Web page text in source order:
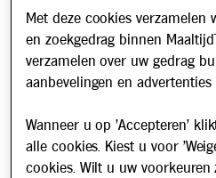
Met deze cookies
en zoekgedrag binnen
verzamelen over uw gedrag
aanbevelingen en
Wanneer u op 'Accepteren'
alle cookies. Kiest u voor
cookies. Wilt u uw voorkeuren